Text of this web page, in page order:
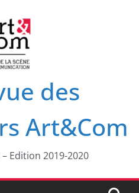
des
Art&Com
Edition 2019-2020